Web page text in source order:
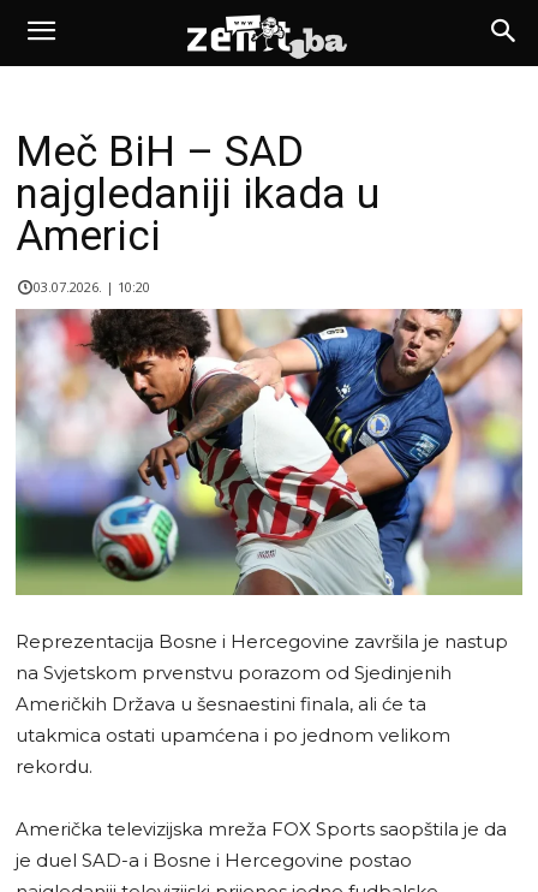
Meč BiH – SAD
najgledaniji ikada u
Americi
03.07.2026. | 10:20
Reprezentacija Bosne i Hercegovine završila je nastup
na Svjetskom prvenstvu porazom od Sjedinjenih
Američkih Država u šesnaestini finala, ali će ta
utakmica ostati upamćena i po jednom velikom
rekordu.
Američka televizijska mreža FOX Sports saopštila je da
je duel SAD-a i Bosne i Hercegovine postao